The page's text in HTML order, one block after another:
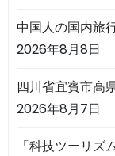
中国人の国内旅
2026年8月8日
四川省宜賓市高
2026年8月7日
「科技ツーリ